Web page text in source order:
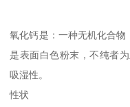
氧化钙是：一种无机化合物
是表面白色粉末，不纯者
吸湿性。
性状